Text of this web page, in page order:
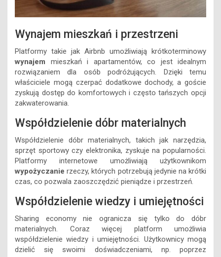
Wynajem mieszkań i przestrzeni
Platformy takie jak Airbnb umożliwiają krótkoterminowy
wynajem mieszkań i apartamentów, co jest idealnym
rozwiązaniem dla osób podróżujących. Dzięki temu
właściciele mogą czerpać dodatkowe dochody, a goście
zyskują dostęp do komfortowych i często tańszych opcji
zakwaterowania.
Współdzielenie dóbr materialnych
Współdzielenie dóbr materialnych, takich jak narzędzia,
sprzęt sportowy czy elektronika, zyskuje na popularności.
Platformy internetowe umożliwiają użytkownikom
wypożyczanie rzeczy, których potrzebują jedynie na krótki
czas, co pozwala zaoszczędzić pieniądze i przestrzeń.
Współdzielenie wiedzy i umiejętności
Sharing economy nie ogranicza się tylko do dóbr
materialnych. Coraz więcej platform umożliwia
współdzielenie wiedzy i umiejętności. Użytkownicy mogą
dzielić się swoimi doświadczeniami, np. poprzez